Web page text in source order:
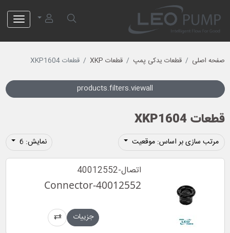
صفحه اصلی قطعات یدکی پمپ قطعات XKP قطعات XKP1604
products.filters.viewall
قطعات XKP1604
مرتب سازی بر اساس: موقعیت نمایش: 6
اتصال-40012552
Connector-40012552
جزییات